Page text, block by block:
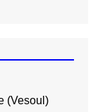
(Vesoul)